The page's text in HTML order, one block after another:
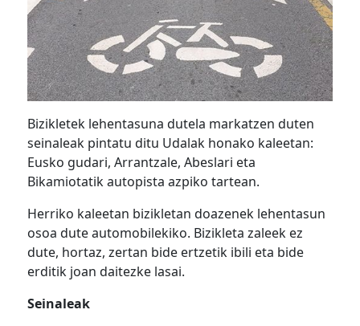
Bizikletek lehentasuna dutela markatzen duten
seinaleak pintatu ditu Udalak honako kaleetan:
Eusko gudari, Arrantzale, Abeslari eta
Bikamiotatik autopista azpiko tartean.
Herriko kaleetan bizikletan doazenek lehentasun
osoa dute automobilekiko. Bizikleta zaleek ez
dute, hortaz, zertan bide ertzetik ibili eta bide
erditik joan daitezke lasai.
Seinaleak